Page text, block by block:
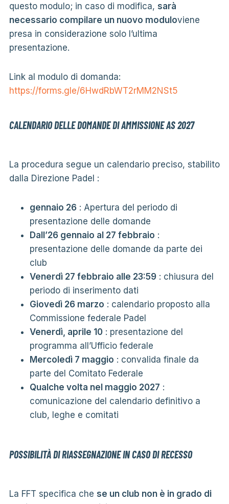
questo modulo; in caso di modifica, sarà
necessario compilare un nuovo moduloviene
presa in considerazione solo l’ultima
presentazione.
Link al modulo di domanda:
https://forms.gle/6HwdRbWT2rMM2NSt5
CALENDARIO DELLE DOMANDE DI AMMISSIONE AS 2027
La procedura segue un calendario preciso, stabilito
dalla Direzione Padel :
gennaio 26: Apertura del periodo di
presentazione delle domande
Dall’26 gennaio al 27 febbraio :
presentazione delle domande da parte dei
club
Venerdì 27 febbraio alle 23:59: chiusura del
periodo di inserimento dati
Giovedì 26 marzo : calendario proposto alla
Commissione federale Padel
Venerdì, aprile 10: presentazione del
programma all’Ufficio federale
Mercoledì 7 maggio : convalida finale da
parte del Comitato Federale
Qualche volta nel maggio 2027 :
comunicazione del calendario definitivo a
club, leghe e comitati
POSSIBILITÀ DI RIASSEGNAZIONE IN CASO DI RECESSO
La FFT specifica che se un club non è in grado di